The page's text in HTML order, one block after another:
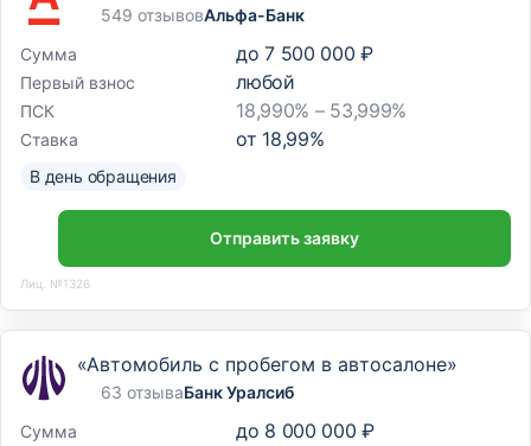
549 отзывовАльфа-Банк
Сумма
до 7 500 000 ₽
Первый взнос любой
ПСК 18,990% – 53,999%
Ставка от 18,99%
В день обращения
Отправить заявку
Лиц. №1326
«Автомобиль с пробегом в автосалоне»
63 отзываБанк Уралсиб
Сумма
до 8 000 000 ₽